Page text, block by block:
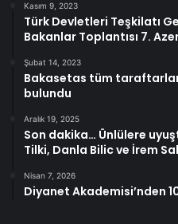
Kasım 9, 2023
Türk Devletleri Teşkilatı
Bakanlar Toplantısı 7.
Şubat 14, 2023
Bakasetas tüm
bulundu
Aralık 19, 2025
Son dakika… Ünlülere
Tilki, Danla Bilic ve İrem
Nisan 7, 2026
Diyanet Akademisi’nden